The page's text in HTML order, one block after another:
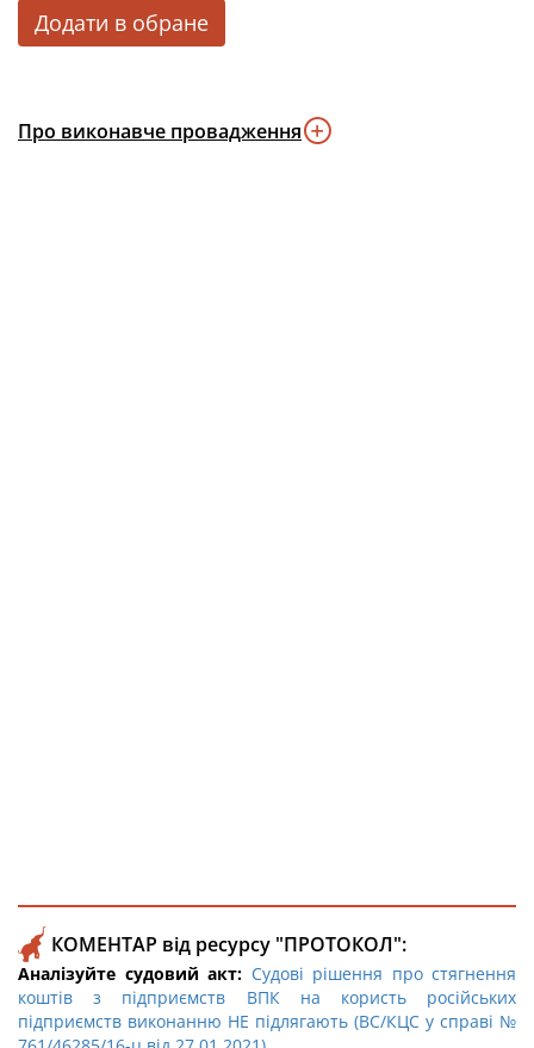
Додати в обране
Про виконавче провадження
КОМЕНТАР від ресурсу "ПРОТОКОЛ":
Аналізуйте судовий акт: Судові рішення про стягнення
коштів з підприємств ВПК на користь російських
підприємств виконанню НЕ підлягають (ВС/КЦС у справі №